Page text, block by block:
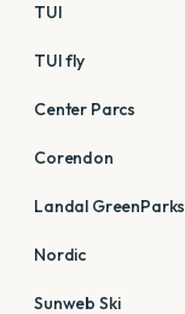
TUI
TUI fly
Center Parcs
Corendon
Landal GreenParks
Nordic
Sunweb Ski